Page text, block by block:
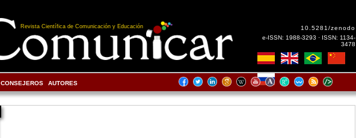
Revista Científica de Comunicación y Educación
10.5281/zenodo
e-ISSN: 1988-3293 · ISSN: 1134-
3478
CONSEJEROS AUTORES